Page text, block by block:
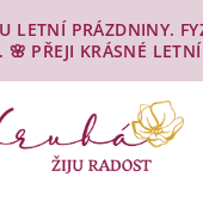
LETNÍ PRÁZDNINY.
PŘEJI KRÁSNÉ